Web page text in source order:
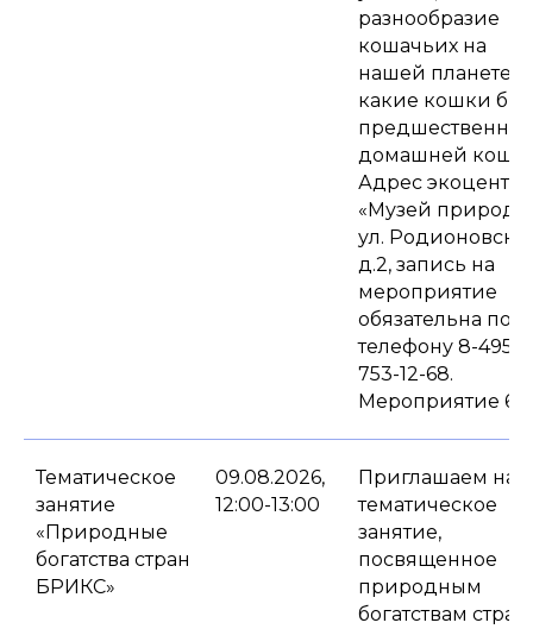
разнообразие
кошачьих на
нашей планете и
какие кошки
домашней
Адрес экоцентра
«Музей
ул.
д.2, запись на
мероприятие
обязательна по
телефону 8-495-
753-12-68.
Мероприятие 6+.
Тематическое
занятие
«Природные
богатства стран
БРИКС»
09.08.2026,
12:00-13:00
Приглашаем на
тематическое
занятие,
посвященное
природным
богатствам стран